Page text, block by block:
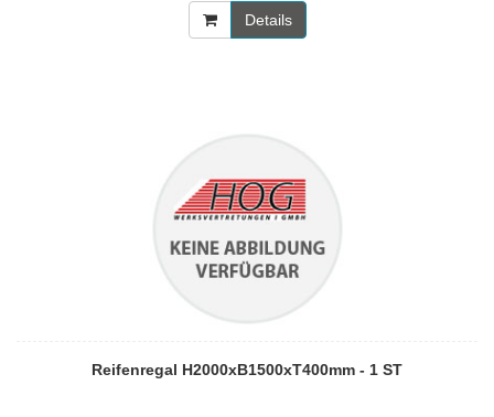
Details
Reifenregal H2000xB1500xT400mm - 1 ST